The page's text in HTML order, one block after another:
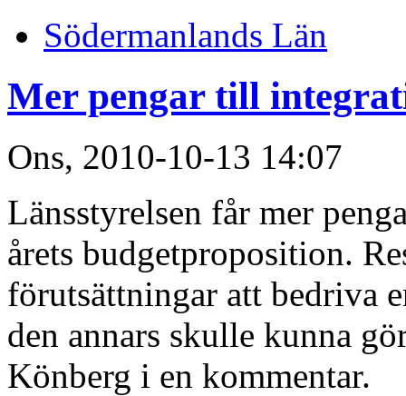
Södermanlands Län
Mer pengar till
Ons, 2010-10-13 14:07
Länsstyrelsen får mer
årets budgetproposition.
förutsättningar att bedriva
den annars skulle kunna
Könberg i en kommentar.